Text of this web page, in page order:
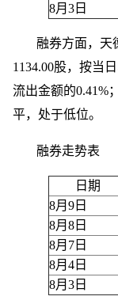
8月3日
融券方面，天
1134.00股，按当
流出金额的0.41%
平，处于低位。
融券走势表
日期
8月9日
8月8日
8月7日
8月4日
8月3日